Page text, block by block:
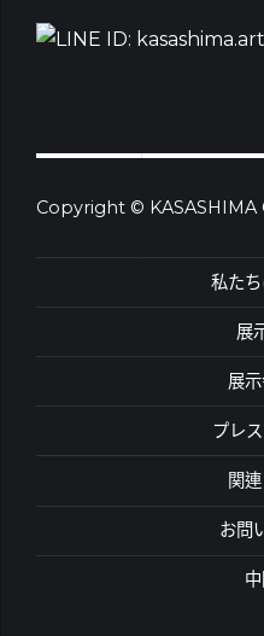
Copyright © KASASHIMA
私た
展
展
プレ
関
お問